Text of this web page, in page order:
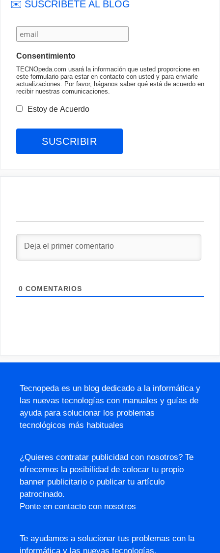
✉️ SUSCRÍBETE AL BLOG
Consentimiento
TECNOpeda.com usará la información que usted proporcione en
este formulario para estar en contacto con usted y para enviarle
actualizaciones. Por favor, háganos saber qué está de acuerdo en
recibir nuestras comunicaciones.
Estoy de Acuerdo
0 COMENTARIOS
Tecnopeda es un blog dedicado a la informática y
las nuevas tecnologías con manuales y guías de
ayuda para solucionar los problemas
tecnológicos más habituales
¿Quieres contratar publicidad con nosotros? Te
ofrecemos la posibilidad de colocar tu propio
banner publicitario o publicar tu artículo
patrocinado.
Ponte en contacto con nosotros
Te ayudamos a solucionar tus problemas con la
informática y las nuevas tecnologías.